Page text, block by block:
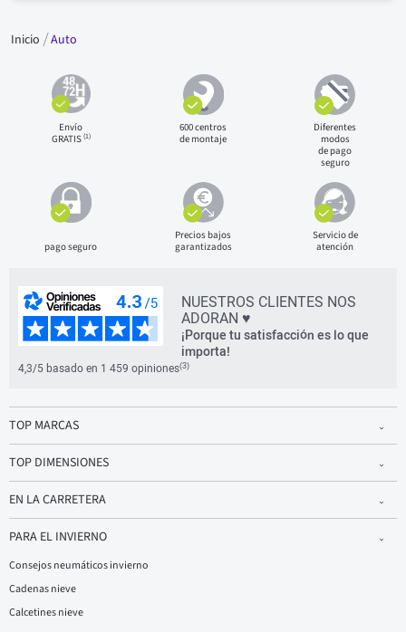
Inicio Auto
Envío
GRATIS(1)
600 centros
de montaje
Diferentes
modos
de pago
seguro
pago seguro
Precios bajos
garantizados
Servicio de
atención
NUESTROS CLIENTES NOS
ADORAN ♥
¡Porque tu satisfacción es lo que
importa!
4,3/5 basado en 1 459 opiniones(3)
TOP MARCAS
TOP DIMENSIONES
EN LA CARRETERA
PARA EL INVIERNO
Consejos neumáticos invierno
Cadenas nieve
Calcetines nieve